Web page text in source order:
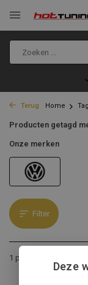
Terug Home
Producten getagd
Onze merken
Filter
1 product
Deze